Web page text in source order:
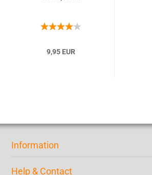
9,95 EUR
Information
Help & Contact